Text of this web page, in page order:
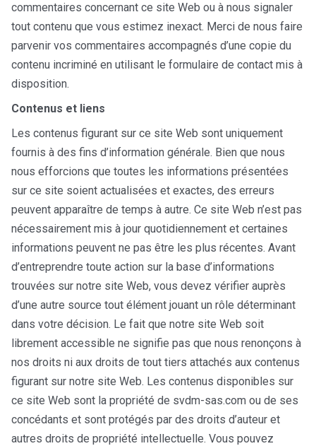
commentaires concernant ce site Web ou à nous signaler
tout contenu que vous estimez inexact. Merci de nous faire
parvenir vos commentaires accompagnés d’une copie du
contenu incriminé en utilisant le formulaire de contact mis à
disposition.
Contenus et liens
Les contenus figurant sur ce site Web sont uniquement
fournis à des fins d’information générale. Bien que nous
nous efforcions que toutes les informations présentées
sur ce site soient actualisées et exactes, des erreurs
peuvent apparaître de temps à autre. Ce site Web n’est pas
nécessairement mis à jour quotidiennement et certaines
informations peuvent ne pas être les plus récentes. Avant
d’entreprendre toute action sur la base d’informations
trouvées sur notre site Web, vous devez vérifier auprès
d’une autre source tout élément jouant un rôle déterminant
dans votre décision. Le fait que notre site Web soit
librement accessible ne signifie pas que nous renonçons à
nos droits ni aux droits de tout tiers attachés aux contenus
figurant sur notre site Web. Les contenus disponibles sur
ce site Web sont la propriété de svdm-sas.com ou de ses
concédants et sont protégés par des droits d’auteur et
autres droits de propriété intellectuelle. Vous pouvez